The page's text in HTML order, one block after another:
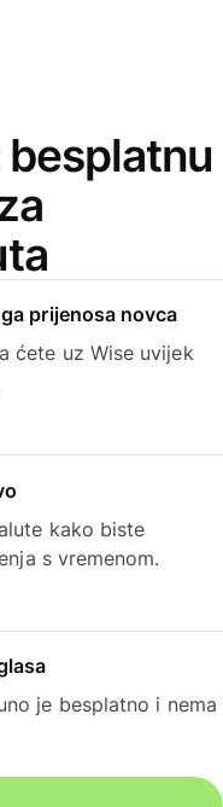
prijenosa novca
ćete uz Wise uvijek
kako biste
s vremenom.
je besplatno i nema